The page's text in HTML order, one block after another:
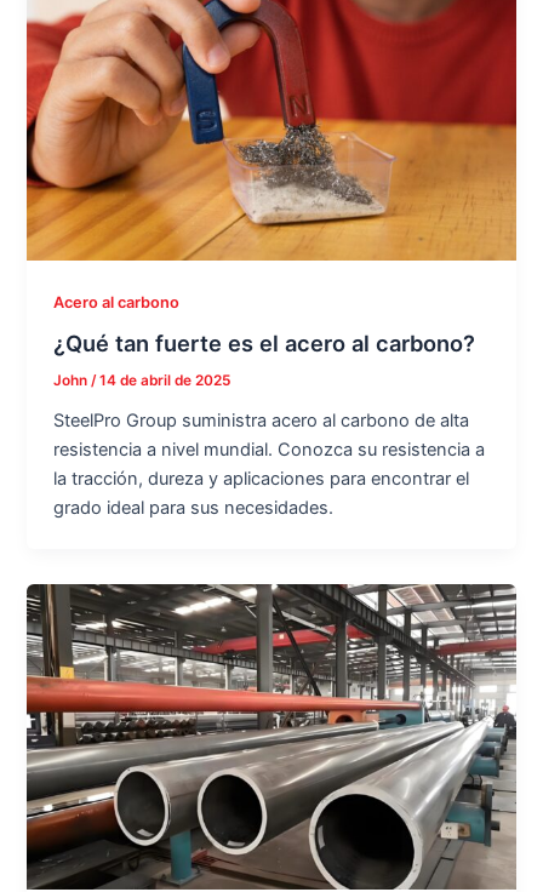
Acero al carbono
¿Qué tan fuerte es el acero al carbono?
John/14 de abril de 2025
SteelPro Group suministra acero al carbono de alta
resistencia a nivel mundial. Conozca su resistencia a
la tracción, dureza y aplicaciones para encontrar el
grado ideal para sus necesidades.